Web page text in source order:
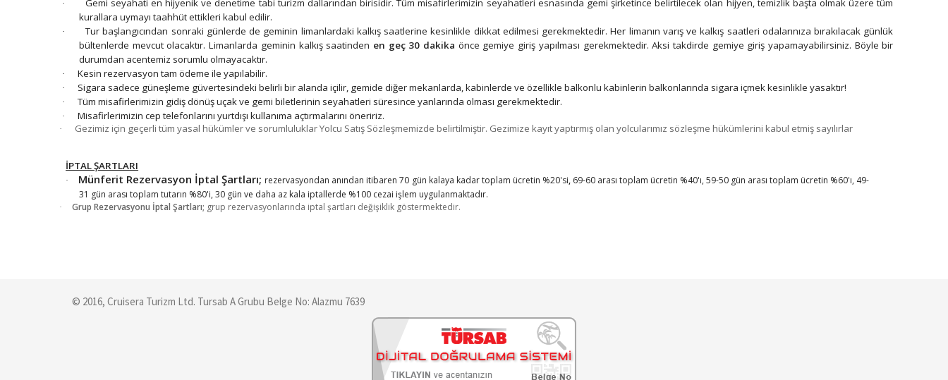
·
Gemi seyahati en hijyenik ve denetime tabi turizm dallarından birisidir. Tüm misafirlerimizin seyahatleri esnasında gemi şirketince belirtilecek olan hijyen, temizlik başta olmak üzere tüm
kurallara uymayı taahhüt ettikleri kabul edilir.
·
Tur başlangıcından sonraki günlerde de geminin limanlardaki kalkış saatlerine kesinlikle dikkat edilmesi gerekmektedir. Her limanın varış ve kalkış saatleri odalarınıza bırakılacak günlük
bültenlerde mevcut olacaktır. Limanlarda geminin kalkış saatinden en geç 30 dakika önce gemiye giriş yapılması gerekmektedir. Aksi takdirde gemiye giriş yapamayabilirsiniz. Böyle bir
durumdan acentemiz sorumlu olmayacaktır.
· Kesin rezervasyon tam ödeme ile yapılabilir.
· Sigara sadece güneşleme güvertesindeki belirli bir alanda içilir, gemide diğer mekanlarda, kabinlerde ve özellikle balkonlu kabinlerin balkonlarında sigara içmek kesinlikle yasaktır!
· Tüm misafirlerimizin gidiş dönüş uçak ve gemi biletlerinin seyahatleri süresince yanlarında olması gerekmektedir.
· Misafirlerimizin cep telefonlarını yurtdışı kullanıma açtırmalarını öneririz.
· Gezimiz için geçerli tüm yasal hükümler ve sorumluluklar Yolcu Satış Sözleşmemizde belirtilmiştir. Gezimize kayıt yaptırmış olan yolcularımız sözleşme hükümlerini kabul etmiş sayılırlar
İPTAL ŞARTLARI
· Münferit Rezervasyon İptal Şartları; rezervasyondan anından itibaren 70 gün kalaya kadar toplam ücretin %20'si, 69-60 arası toplam ücretin %40'ı, 59-50 gün arası toplam ücretin %60'ı, 49-
31 gün arası toplam tutarın %80'i, 30 gün ve daha az kala iptallerde %100 cezai işlem uygulanmaktadır.
· Grup Rezervasyonu İptal Şartları; grup rezervasyonlarında iptal şartları değişiklik göstermektedir.
© 2016, Cruisera Turizm Ltd. Tursab A Grubu Belge No: Alazmu 7639